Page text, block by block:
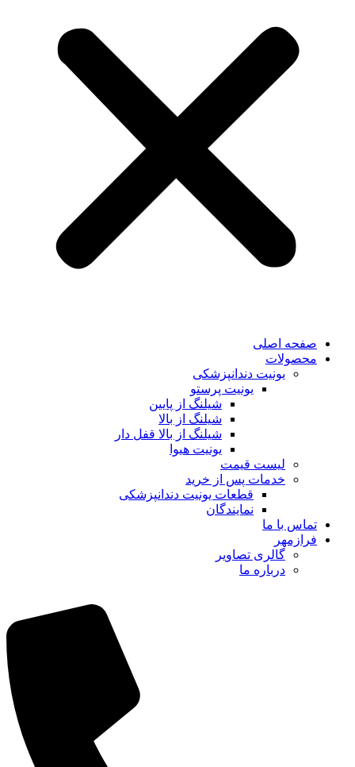
صفحه اصلی
محصولات
یونیت دندانپزشکی
یونیت پرستو
شیلنگ از پایین
شیلنگ از بالا
شیلنگ از بالا قفل دار
یونیت هیوا
لیست قیمت
خدمات پس از خرید
قطعات یونیت دندانپزشکی
نمایندگان
تماس با ما
فرازمهر
گالری تصاویر
درباره ما